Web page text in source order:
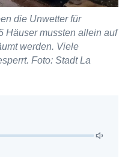
die Unwetter für
Häuser mussten allein auf
werden. Viele
Foto: Stadt La